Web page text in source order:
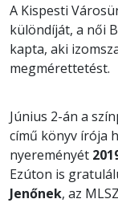
A Kispesti
különdíját, a női
kapta, aki
megmérettetést.
Június 2-án a
című könyv írója
nyereményét
Ezúton is
Jenőnek, az